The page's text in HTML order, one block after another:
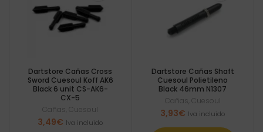
Dartstore Cañas Cross
Sword Cuesoul Koff AK6
Black 6 unit CS-AK6-
CX-5
Cañas ,Cuesoul
3,49€ Iva incluido
Dartstore Cañas Shaft
Cuesoul Polietileno
Black 46mm N1307
Cañas Cuesoul
3,93€ Iva incluido